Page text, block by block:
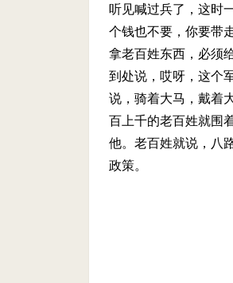
听见喊过兵了，这时
个钱也不要，你要带
拿老百姓东西，必须
到处说，哎呀，这个
说，骑着大马，戴着
百上千的老百姓就围
他。老百姓就说，八
政策。